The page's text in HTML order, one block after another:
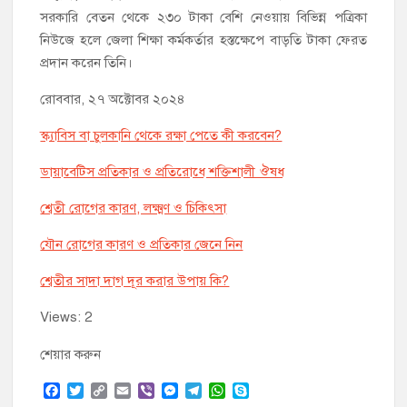
সরকারি বেতন থেকে ২৩০ টাকা বেশি নেওয়ায় বিভিন্ন পত্রিকা
নিউজে হলে জেলা শিক্ষা কর্মকর্তার হস্তক্ষেপে বাড়তি টাকা ফেরত
প্রদান করেন তিনি।
রোববার, ২৭ অক্টোবর ২০২৪
স্ক্যাবিস বা চুলকানি থেকে রক্ষা পেতে কী করবেন?
ডায়াবেটিস প্রতিকার ও প্রতিরোধে শক্তিশালী ঔষধ
শ্বেতী রোগের কারণ, লক্ষ্মণ ও চিকিৎসা
যৌন রোগের কারণ ও প্রতিকার জেনে নিন
শ্বেতীর সাদা দাগ দূর করার উপায় কি?
Views: 2
শেয়ার করুন
F
T
C
E
V
M
T
W